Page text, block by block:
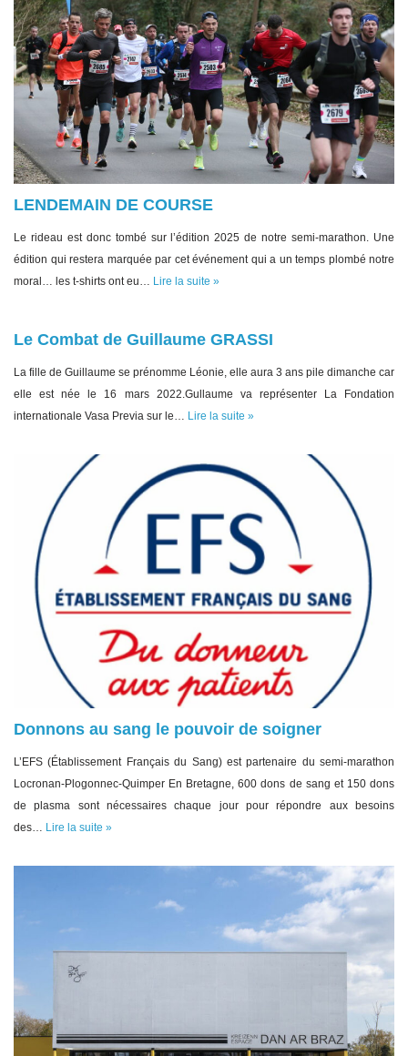
LENDEMAIN DE COURSE
Le rideau est donc tombé sur l’édition 2025 de notre semi-marathon. Une
édition qui restera marquée par cet événement qui a un temps plombé notre
moral… les t-shirts ont eu… Lire la suite »
Le Combat de Guillaume GRASSI
La fille de Guillaume se prénomme Léonie, elle aura 3 ans pile dimanche car
elle est née le 16 mars 2022.Gullaume va représenter La Fondation
internationale Vasa Previa sur le… Lire la suite »
Donnons au sang le pouvoir de soigner
L’EFS (Établissement Français du Sang) est partenaire du semi-marathon
Locronan-Plogonnec-Quimper En Bretagne, 600 dons de sang et 150 dons
de plasma sont nécessaires chaque jour pour répondre aux besoins
des… Lire la suite »